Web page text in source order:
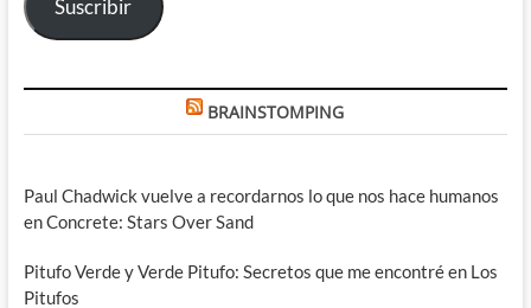
Suscribir
BRAINSTOMPING
Paul Chadwick vuelve a recordarnos lo que nos hace humanos
en Concrete: Stars Over Sand
Pitufo Verde y Verde Pitufo: Secretos que me encontré en Los
Pitufos